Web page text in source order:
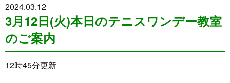
2024.03.12
3月12日(火)本日のテニスワンデー教室
のご案内
12時45分更新